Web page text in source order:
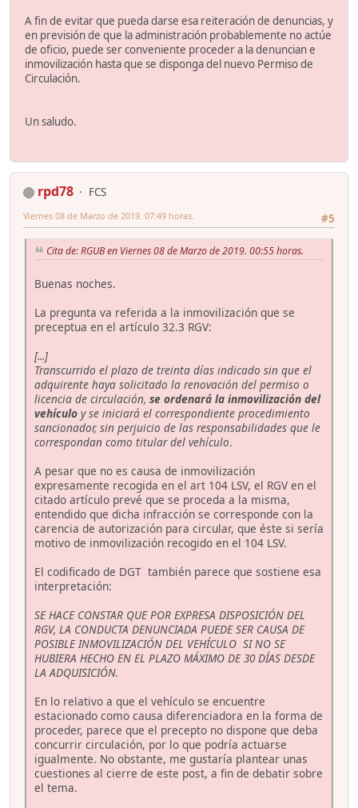
A fin de evitar que pueda darse esa reiteración de denuncias, y
en previsión de que la administración probablemente no actúe
de oficio, puede ser conveniente proceder a la denuncian e
inmovilización hasta que se disponga del nuevo Permiso de
Circulación.
Un saludo.
rpd78
FCS
#5
Viernes 08 de Marzo de 2019. 07:49 horas.
Cita de: RGUB en Viernes 08 de Marzo de 2019. 00:55 horas.
Buenas noches.
La pregunta va referida a la inmovilización que se
preceptua en el artículo 32.3 RGV:
[...]
Transcurrido el plazo de treinta días indicado sin que el
adquirente haya solicitado la renovación del permiso o
licencia de circulación, se ordenará la inmovilización del
vehículo y se iniciará el correspondiente procedimiento
sancionador, sin perjuicio de las responsabilidades que le
correspondan como titular del vehículo.
A pesar que no es causa de inmovilización
expresamente recogida en el art 104 LSV, el RGV en el
citado artículo prevé que se proceda a la misma,
entendido que dicha infracción se corresponde con la
carencia de autorización para circular, que éste si sería
motivo de inmovilización recogido en el 104 LSV.
El codificado de DGT también parece que sostiene esa
interpretación:
SE HACE CONSTAR QUE POR EXPRESA DISPOSICIÓN DEL
RGV, LA CONDUCTA DENUNCIADA PUEDE SER CAUSA DE
POSIBLE INMOVILIZACIÓN DEL VEHÍCULO SI NO SE
HUBIERA HECHO EN EL PLAZO MÁXIMO DE 30 DÍAS DESDE
LA ADQUISICIÓN.
En lo relativo a que el vehículo se encuentre
estacionado como causa diferenciadora en la forma de
proceder, parece que el precepto no dispone que deba
concurrir circulación, por lo que podría actuarse
igualmente. No obstante, me gustaría plantear unas
cuestiones al cierre de este post, a fin de debatir sobre
el tema.